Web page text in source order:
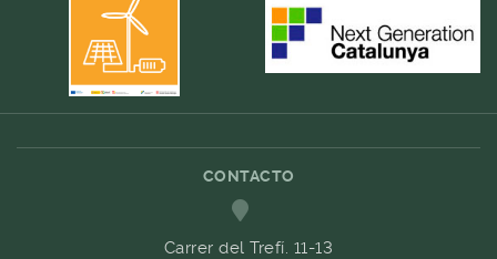
CONTACTO
Carrer del Trefí. 11-13